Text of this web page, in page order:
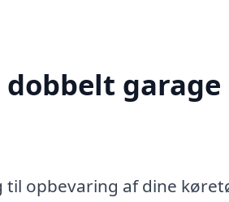
garage
til opbevaring af dine